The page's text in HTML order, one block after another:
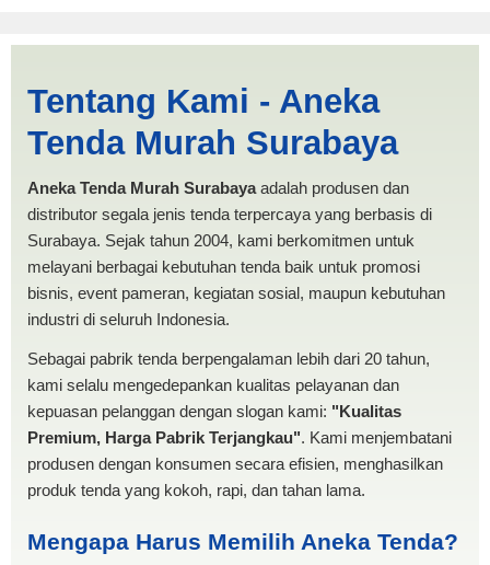
PRODUKSI ANEKA TENDA
MURAH
Tentang Kami - Aneka
Tenda Murah Surabaya
Aneka Tenda Murah Surabayaadalah produsen dan
distributor segala jenis tenda terpercaya yang berbasis di
Surabaya. Sejak tahun 2004, kami berkomitmen untuk
melayani berbagai kebutuhan tenda baik untuk promosi
bisnis, event pameran, kegiatan sosial, maupun kebutuhan
industri di seluruh Indonesia.
Sebagai pabrik tenda berpengalaman lebih dari 20 tahun,
kami selalu mengedepankan kualitas pelayanan dan
kepuasan pelanggan dengan slogan kami: "Kualitas
Premium, Harga Pabrik Terjangkau". Kami menjembatani
produsen dengan konsumen secara efisien, menghasilkan
produk tenda yang kokoh, rapi, dan tahan lama.
Mengapa Harus Memilih Aneka Tenda?